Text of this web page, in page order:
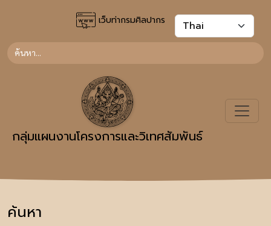
เว็บท่ากรมศิลปากร
กลุ่มแผนงานโครงการและวิเทศสัมพันธ์
ค้นหา